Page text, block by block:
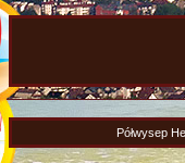
Półwysep